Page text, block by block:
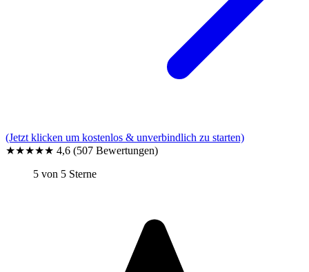
(Jetzt klicken um kostenlos & unverbindlich zu starten)
★★★★★ 4,6 (507 Bewertungen)
5 von 5 Sterne